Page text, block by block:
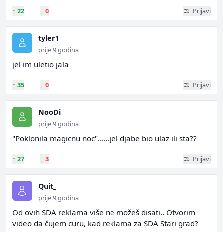
↑ 22 ↓ 0 Prijavi
tyler1
prije 9 godina
jel im uletio jala
↑ 35 ↓ 0 Prijavi
NooDi
prije 9 godina
"Poklonila magicnu noc"......jel djabe bio ulaz ili sta??
↑ 27 ↓ 3 Prijavi
Quit_
prije 9 godina
Od ovih SDA reklama više ne možeš disati.. Otvorim
video da čujem curu, kad reklama za SDA Stari grad?